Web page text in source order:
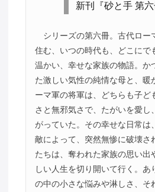
新刊『砂と手 第六
シリーズの第六冊。古代ロー
住む、いつの時代も、どこにで
温かい、幸せな家族の物語。か
た激しい気性の純情な母と、暖
ーマ軍の将軍は、どちらも子ど
さと無邪気さで、たがいを愛し
がっていた。その幸せな日常は
敵によって、突然無惨に破壊さ
たちは、奪われた家族の思い出
しい人生を切り開いて行く。あ
の中の小さな悩みや淋しさ、そ